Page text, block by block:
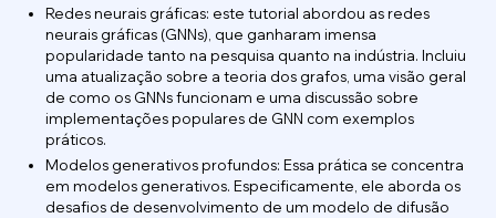
Redes neurais gráficas: este tutorial abordou as redes
neurais gráficas (GNNs), que ganharam imensa
popularidade tanto na pesquisa quanto na indústria. Incluiu
uma atualização sobre a teoria dos grafos, uma visão geral
de como os GNNs funcionam e uma discussão sobre
implementações populares de GNN com exemplos
práticos.
Modelos generativos profundos: Essa prática se concentra
em modelos generativos. Especificamente, ele aborda os
desafios de desenvolvimento de um modelo de difusão